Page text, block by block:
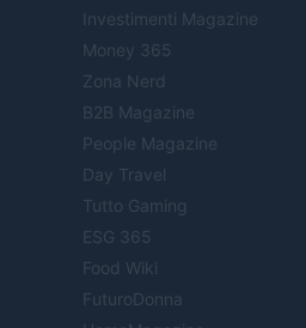
Investimenti Magazine
Money 365
Zona Nerd
B2B Magazine
People Magazine
Day Travel
Tutto Gaming
ESG 365
Food Wiki
FuturoDonna